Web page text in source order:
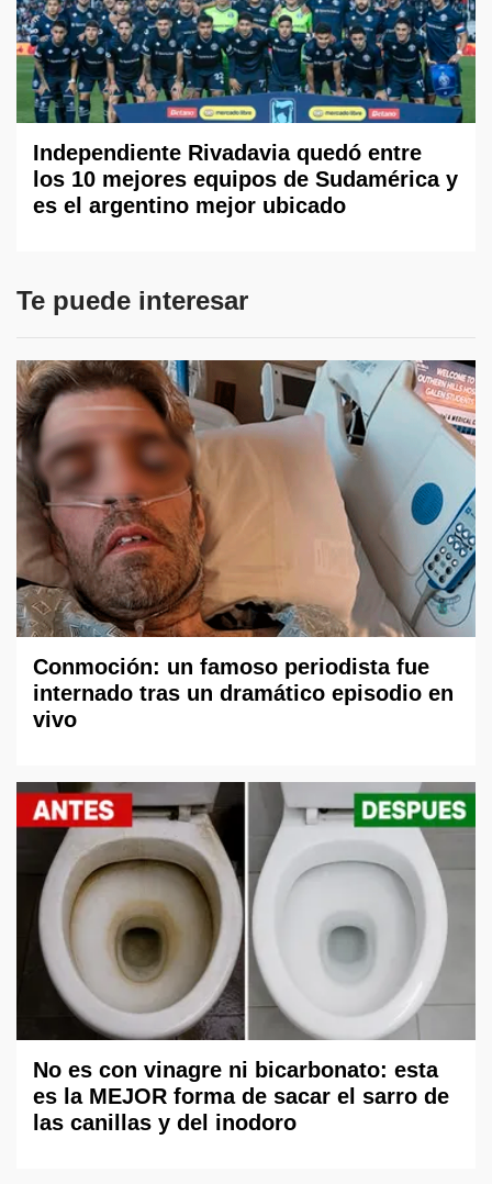
Independiente Rivadavia quedó entre
los 10 mejores equipos de Sudamérica y
es el argentino mejor ubicado
Te puede interesar
Conmoción: un famoso periodista fue
internado tras un dramático episodio en
vivo
No es con vinagre ni bicarbonato: esta
es la MEJOR forma de sacar el sarro de
las canillas y del inodoro